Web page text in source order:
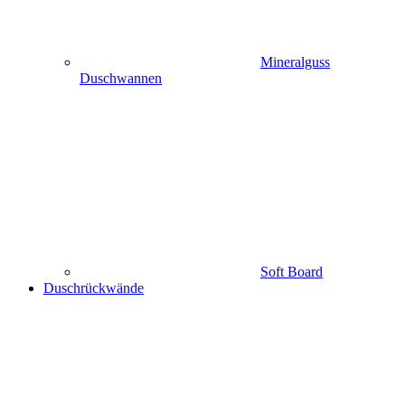
Mineralguss
Duschwannen
Soft Board
Duschrückwände